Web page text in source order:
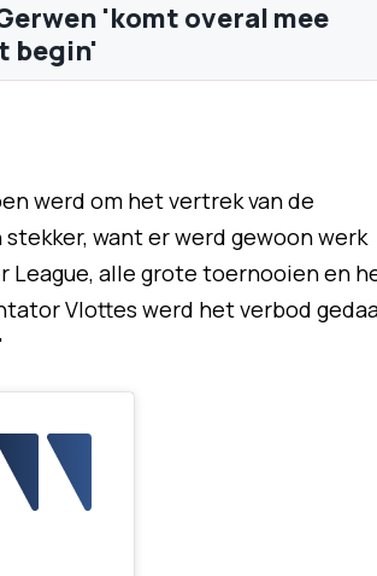
'komt overal mee
begin'
werd om het vertrek van de
want er werd gewoon werk
League, alle grote toernooien en
Vlottes werd het verbod